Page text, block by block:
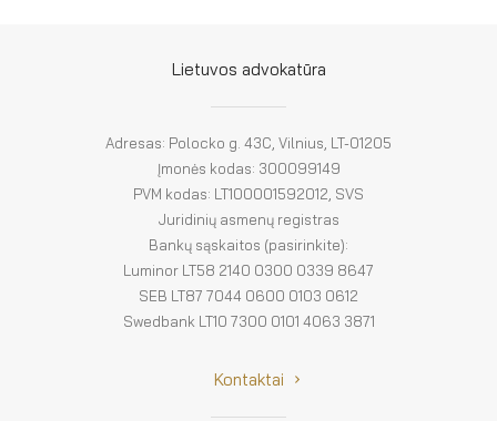
DE
FR
Lietuvos advokatūra
Adresas: Polocko g. 43C, Vilnius, LT-01205
Įmonės kodas: 300099149
PVM kodas: LT100001592012, SVS
Juridinių asmenų registras
Bankų sąskaitos (pasirinkite):
Luminor LT58 2140 0300 0339 8647
SEB LT87 7044 0600 0103 0612
Swedbank LT10 7300 0101 4063 3871
Kontaktai